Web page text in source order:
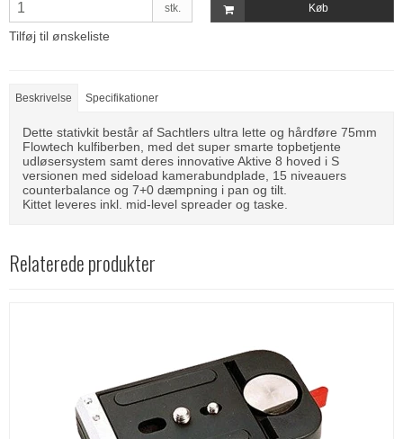
stk. Køb
Tilføj til ønskeliste
Beskrivelse Specifikationer
Dette stativkit består af Sachtlers ultra lette og hårdføre 75mm
Flowtech kulfiberben, med det super smarte topbetjente
udløsersystem samt deres innovative Aktive 8 hoved i S
versionen med sideload kamerabundplade, 15 niveauers
counterbalance og 7+0 dæmpning i pan og tilt.
Kittet leveres inkl. mid-level spreader og taske.
Relaterede produkter